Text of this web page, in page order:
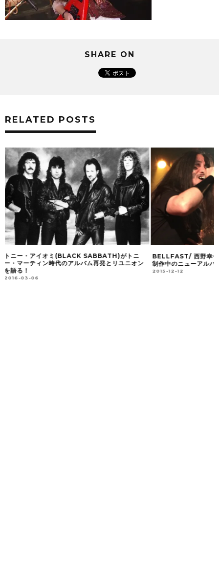
SHARE ON
RELATED POSTS
BELLFAST/ 西野幸一郎(VO)、松本周二(BA)が
制作中のニューアルバムについて語る
2015-12-12
まもなく来日を果た
の名盤「LOOK AT
2015-11-21